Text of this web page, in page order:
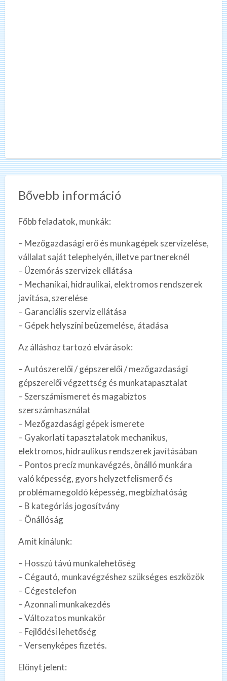
Bővebb információ
Főbb feladatok, munkák:
– Mezőgazdasági erő és munkagépek szervizelése,
vállalat saját telephelyén, illetve partnereknél
– Üzemórás szervizek ellátása
– Mechanikai, hidraulikai, elektromos rendszerek
javítása, szerelése
– Garanciális szerviz ellátása
– Gépek helyszíni beüzemelése, átadása
Az álláshoz tartozó elvárások:
– Autószerelői / gépszerelői / mezőgazdasági
gépszerelői végzettség és munkatapasztalat
– Szerszámismeret és magabiztos
szerszámhasználat
– Mezőgazdasági gépek ismerete
– Gyakorlati tapasztalatok mechanikus,
elektromos, hidraulikus rendszerek javításában
– Pontos precíz munkavégzés, önálló munkára
való képesség, gyors helyzetfelismerő és
problémamegoldó képesség, megbízhatóság
– B kategóriás jogosítvány
– Önállóság
Amit kínálunk:
– Hosszú távú munkalehetőség
– Cégautó, munkavégzéshez szükséges eszközök
– Cégestelefon
– Azonnali munkakezdés
– Változatos munkakör
– Fejlődési lehetőség
– Versenyképes fizetés.
Előnyt jelent: